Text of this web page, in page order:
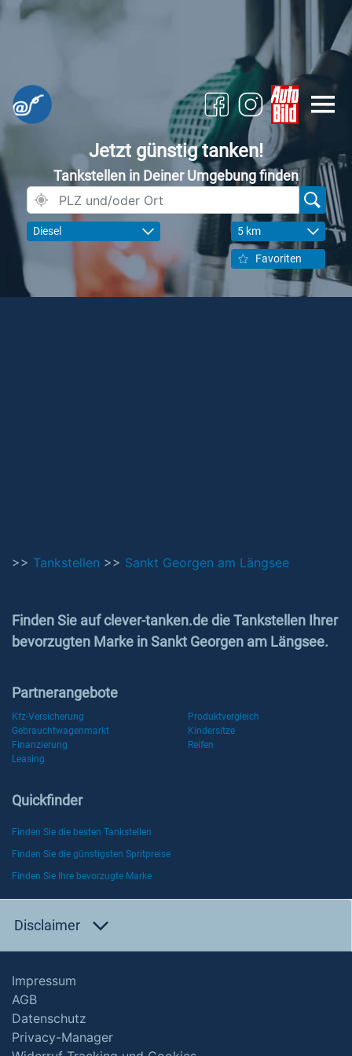
Jetzt günstig tanken!
Tankstellen in Deiner Umgebung finden
Diesel 5 km
Favoriten
>> Tankstellen >> Sankt Georgen am Längsee
Finden Sie auf clever-tanken.de die Tankstellen Ihrer
bevorzugten Marke in Sankt Georgen am Längsee.
Partnerangebote
Kfz-Versicherung
Produktvergleich
Gebrauchtwagenmarkt
Kindersitze
Finanzierung
Reifen
Leasing
Quickfinder
Finden Sie die besten Tankstellen
Finden Sie die günstigsten Spritpreise
Finden Sie Ihre bevorzugte Marke
Disclaimer
Impressum
AGB
Datenschutz
Privacy-Manager